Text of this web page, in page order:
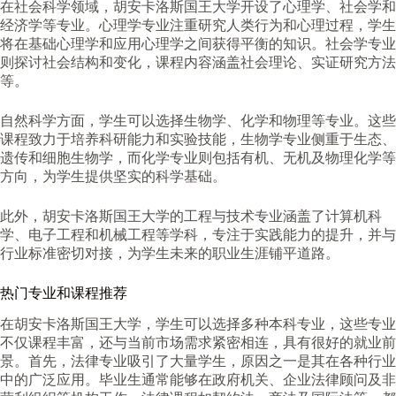
在社会科学领域，胡安卡洛斯国王大学开设了心理学、社会学和
经济学等专业。心理学专业注重研究人类行为和心理过程，学生
将在基础心理学和应用心理学之间获得平衡的知识。社会学专业
则探讨社会结构和变化，课程内容涵盖社会理论、实证研究方法
等。
自然科学方面，学生可以选择生物学、化学和物理等专业。这些
课程致力于培养科研能力和实验技能，生物学专业侧重于生态、
遗传和细胞生物学，而化学专业则包括有机、无机及物理化学等
方向，为学生提供坚实的科学基础。
此外，胡安卡洛斯国王大学的工程与技术专业涵盖了计算机科
学、电子工程和机械工程等学科，专注于实践能力的提升，并与
行业标准密切对接，为学生未来的职业生涯铺平道路。
热门专业和课程推荐
在胡安卡洛斯国王大学，学生可以选择多种本科专业，这些专业
不仅课程丰富，还与当前市场需求紧密相连，具有很好的就业前
景。首先，法律专业吸引了大量学生，原因之一是其在各种行业
中的广泛应用。毕业生通常能够在政府机关、企业法律顾问及非